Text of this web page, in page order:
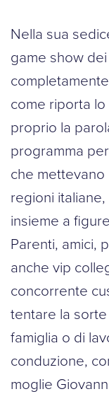
Nella sua
game show
come riporta lo
proprio la
programma
che
regioni
insieme a
Parenti, amici,
anche vip
concorrente
tentare la
famiglia o di
conduzione,
moglie